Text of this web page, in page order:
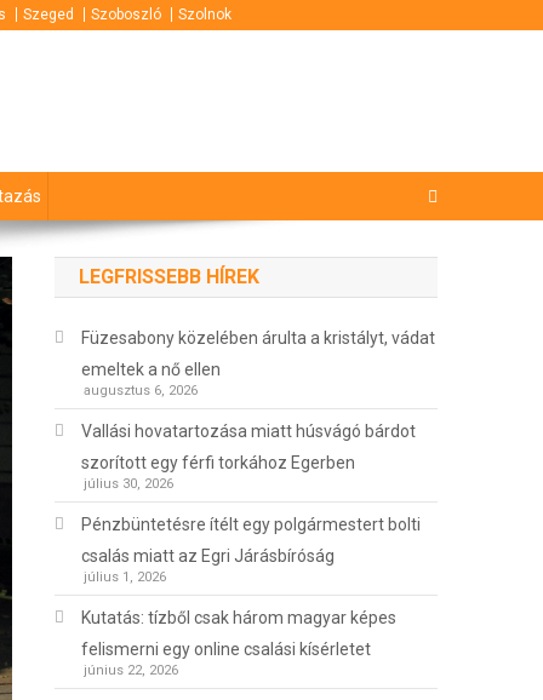
Szeged Szoboszló Szolnok
LEGFRISSEBB HÍREK
Füzesabony közelében árulta a kristályt, vádat
emeltek a nő ellen
augusztus 6, 2026
Vallási hovatartozása miatt húsvágó bárdot
szorított egy férfi torkához Egerben
július 30, 2026
Pénzbüntetésre ítélt egy polgármestert bolti
csalás miatt az Egri Járásbíróság
július 1, 2026
Kutatás: tízből csak három magyar képes
felismerni egy online csalási kísérletet
június 22, 2026